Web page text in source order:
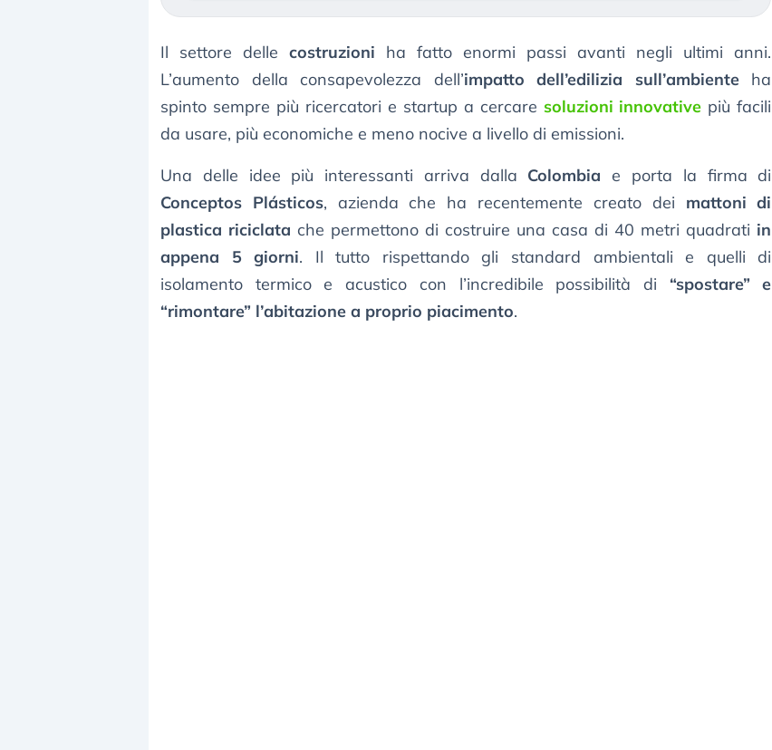
Il settore dellecostruzioni ha fatto enormi passi avanti negli ultimi anni.
L’aumento della consapevolezza dell’impatto dell’edilizia sull’ambienteha
spinto sempre più ricercatori e startup a cercare soluzioni innovative più facili
da usare, più economiche e meno nocive a livello di emissioni.
Una delle idee più interessanti arriva dalla Colombia e porta la firma di
Conceptos Plásticos, azienda che ha recentemente creato dei mattoni di
plastica riciclata che permettono di costruire una casa di 40 metri quadrati in
appena 5 giorni. Il tutto rispettando gli standard ambientali e quelli di
isolamento termico e acustico con l’incredibile possibilità di “spostare” e
“rimontare” l’abitazione a proprio piacimento.